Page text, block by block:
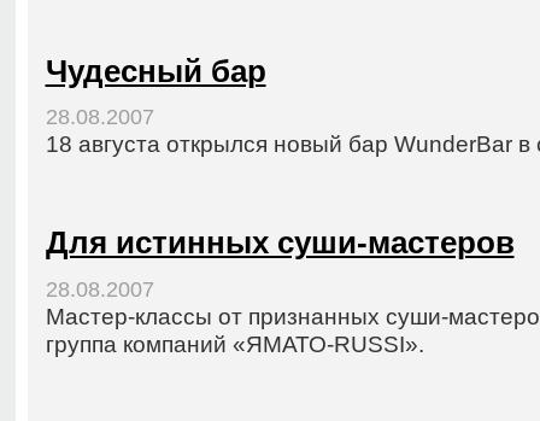
Чудесный бар
28.08.2007
18 августа открылся новый бар WunderBar в
Для истинных суши-мастеров
28.08.2007
Мастер-классы от признанных суши-
группа компаний «ЯМАТО-RUSSI».